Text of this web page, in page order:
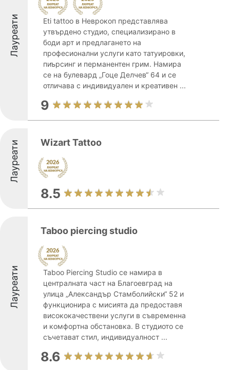
Лауреати
Eti tattoo в Неврокоп представлява
утвърдено студио, специализирано в
боди арт и предлагането на
професионални услуги като татуировки,
пиърсинг и перманентен грим. Намира
се на булевард „Гоце Делчев“ 64 и се
отличава с индивидуален и креативен ...
9
Лауреати Wizart Tattoo
8.5
Лауреати
Taboo piercing studio
Taboo Piercing Studio се намира в
централната част на Благоевград на
улица „Александър Стамболийски“ 52 и
функционира с мисията да предоставя
висококачествени услуги в съвременна
и комфортна обстановка. В студиото се
съчетават стил, индивидуалност ...
8.6